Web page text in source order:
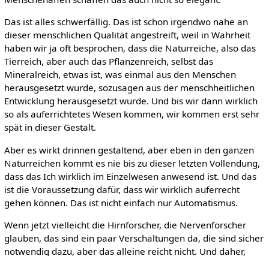
Das ist alles schwerfällig. Das ist schon irgendwo nahe an
dieser menschlichen Qualität angestreift, weil in Wahrheit
haben wir ja oft besprochen, dass die Naturreiche, also das
Tierreich, aber auch das Pflanzenreich, selbst das
Mineralreich, etwas ist, was einmal aus den Menschen
herausgesetzt wurde, sozusagen aus der menschheitlichen
Entwicklung herausgesetzt wurde. Und bis wir dann wirklich
so als auferrichtetes Wesen kommen, wir kommen erst sehr
spät in dieser Gestalt.
Aber es wirkt drinnen gestaltend, aber eben in den ganzen
Naturreichen kommt es nie bis zu dieser letzten Vollendung,
dass das Ich wirklich im Einzelwesen anwesend ist. Und das
ist die Voraussetzung dafür, dass wir wirklich auferrecht
gehen können. Das ist nicht einfach nur Automatismus.
Wenn jetzt vielleicht die Hirnforscher, die Nervenforscher
glauben, das sind ein paar Verschaltungen da, die sind sicher
notwendig dazu, aber das alleine reicht nicht. Und daher,